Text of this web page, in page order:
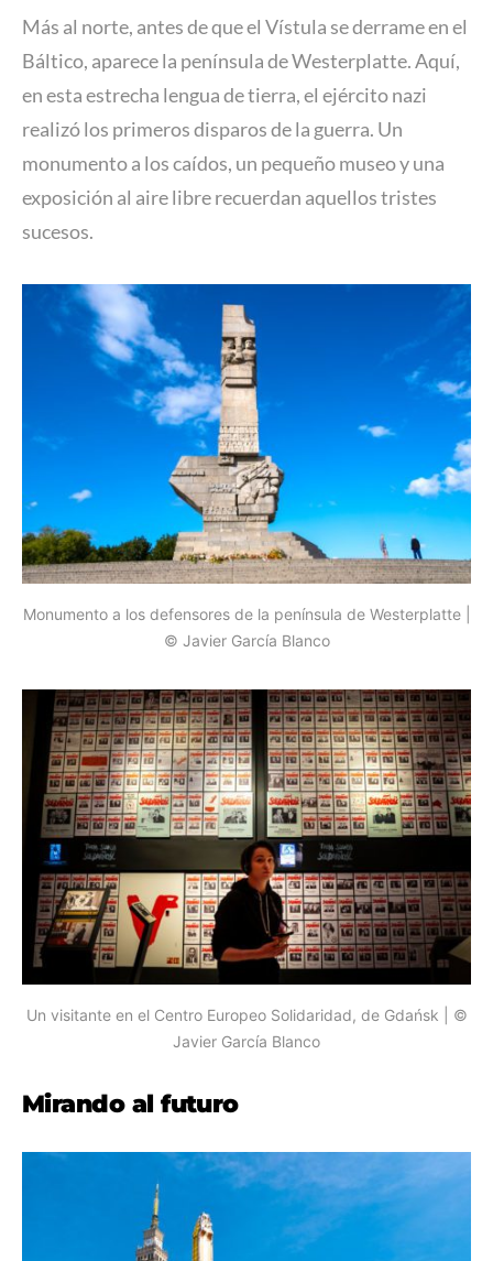
Más al norte, antes de que el Vístula se derrame en el
Báltico, aparece la península de Westerplatte. Aquí,
en esta estrecha lengua de tierra, el ejército nazi
realizó los primeros disparos de la guerra. Un
monumento a los caídos, un pequeño museo y una
exposición al aire libre recuerdan aquellos tristes
sucesos.
Monumento a los defensores de la península de Westerplatte |
© Javier García Blanco
Un visitante en el Centro Europeo Solidaridad, de Gdańsk | ©
Javier García Blanco
Mirando al futuro